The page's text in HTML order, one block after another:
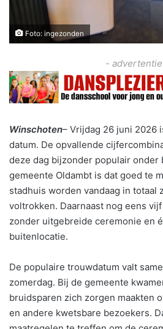
Foto: ingezonden
-
Winschoten– Vrijdag 26 juni 2026
datum. De opvallende
deze dag bijzonder populair onder
gemeente Oldambt is dat goed te
stadhuis worden vandaag in totaal
voltrokken. Daarnaast nog eens
zonder uitgebreide ceremonie en
buitenlocatie.
De populaire trouwdatum valt
zomerdag. Bij de gemeente
bruidsparen zich zorgen maakten
en andere kwetsbare bezoekers.